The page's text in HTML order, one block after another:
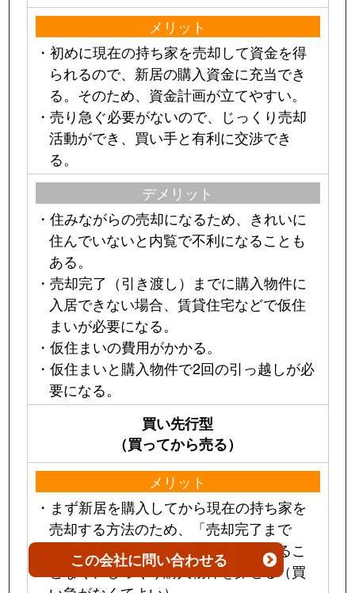
メリット
・初めに現在の持ち家を売却して資金を得
られるので、新居の購入資金に充当でき
る。そのため、資金計画が立てやすい。
・売り急ぐ必要がないので、じっくり売却
活動ができ、買い手と有利に交渉でき
る。
デメリット
・住みながらの売却になるため、きれいに
住んでいないと内覧で不利になることも
ある。
・売却完了（引き渡し）までに購入物件に
入居できない場合、賃貸住宅などで仮住
まいが必要になる。
・仮住まいの費用がかかる。
・仮住まいと購入物件で2回の引っ越しが必
要になる。
買い先行型
（買ってから売る）
メリット
・まず新居を購入してから現在の持ち家を
売却する方法のため、「売却完了まで
（引き渡し）」などの期限に迫られるこ
となく、じっくり購入物件を探せる（買
この会社に問い合わせる